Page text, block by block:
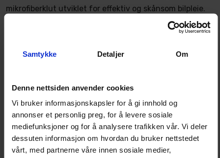
Samtykke Detaljer Om
Denne nettsiden anvender cookies
Vi bruker informasjonskapsler for å gi innhold og
annonser et personlig preg, for å levere sosiale
mediefunksjoner og for å analysere trafikken vår. Vi deler
dessuten informasjon om hvordan du bruker nettstedet
vårt, med partnerne våre innen sosiale medier,
mikrofiberklut utviklet for effektiv og skånsom bilpleie.
Kluten måler 40x40 cm og har en sammensetning av
80% polyester og 20% polyamid, med en vekt på 400
GSM. Den sømløse utformingen minimerer risikoen for
Egenskaper
Myk og slitesterk blanding av 80% polyester og
20% polyamid for optimal absorbering.
Sømløs design uten kanter reduserer risikoen for